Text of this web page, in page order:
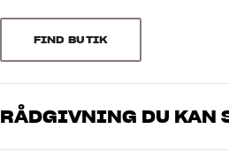
Sorter efter
FIND BUTIK
RÅDGIVNING DU KAN
Vores medarbejdere er ægte entusiaster,